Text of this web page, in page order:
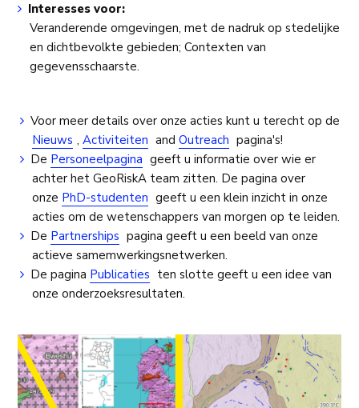
Interesses voor:
Veranderende omgevingen, met de nadruk op stedelijke
en dichtbevolkte gebieden; Contexten van
gegevensschaarste.
Voor meer details over onze acties kunt u terecht op de
Nieuws ,Activiteiten andOutreach pagina's!
De Personeelpagina geeft u informatie over wie er
achter het GeoRiskA team zitten. De pagina over
onze PhD-studenten geeft u een klein inzicht in onze
acties om de wetenschappers van morgen op te leiden.
De Partnerships pagina geeft u een beeld van onze
actieve samemwerkingsnetwerken.
De pagina Publicaties ten slotte geeft u een idee van
onze onderzoeksresultaten.